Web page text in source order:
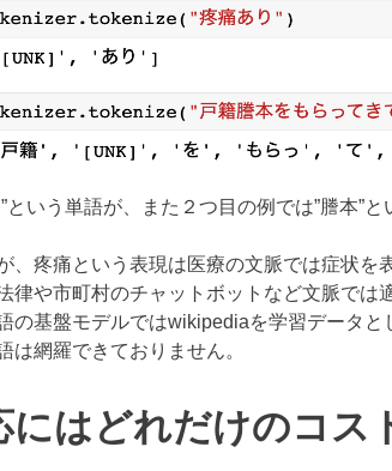
という単語が、また２つ目の例では”謄本”
、疼痛という表現は医療の文脈では症状を
律や市町村のチャットボットなど文脈では
の基盤モデルではwikipediaを学習データと
は網羅できておりません。
にはどれだけのコス